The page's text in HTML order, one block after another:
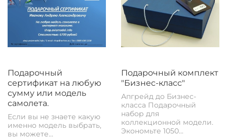
Подарочный
сертификат на любую
сумму или модель
самолета.
Если вы не знаете какую
именно модель выбрать,
вы можете...
Подарочный комплект
"Бизнес-класс"
Апгрейд до Бизнес-
класса Подарочный
набор для
коллекционной модели.
Экономьте 1050...